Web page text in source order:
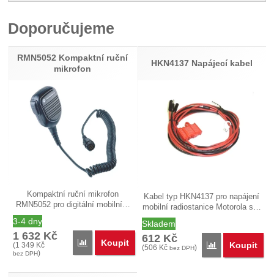
Recenze
Nebyla přidána žádná recenze.
Doporučujeme
RMN5052 Kompaktní ruční
mikrofon
Kompaktní ruční mikrofon
RMN5052 pro digitální mobilní…
3-4 dny
1 632 Kč
(1 349 Kč
bez DPH)
Porovnat
Koupit
HKN4137 Napájecí kabel
Kabel typ HKN4137 pro napájení
mobilní radiostanice Motorola s…
Skladem
612 Kč
(506 Kč bez DPH) Porovnat
Koupit